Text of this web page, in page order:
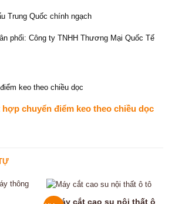
Trung Quốc chính ngạch
phối: Công ty TNHH Thương Mại Quốc Tế
chuyển điểm keo theo chiều dọc
Máy cắt cao su nội thất ô